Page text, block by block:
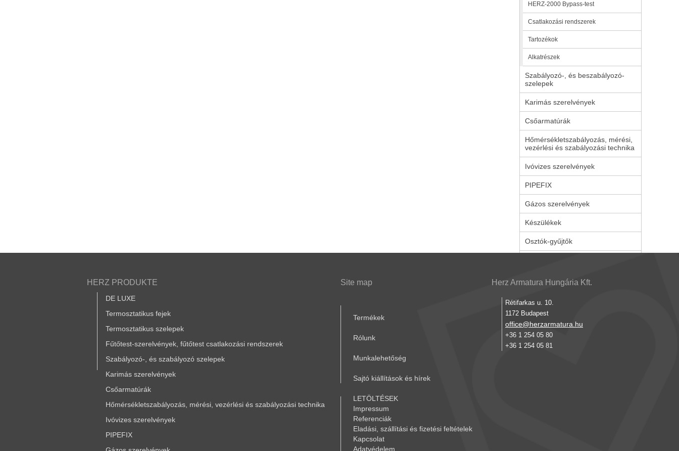
HERZ-2000 Bypass-test
Csatlakozási rendszerek
Tartozékok
Alkatrészek
Szabályozó-, és beszabályozó-
szelepek
Karimás szerelvények
Csőarmatúrák
Hőmérsékletszabályozás, mérési,
vezérlési és szabályozási technika
Ivóvizes szerelvények
PIPEFIX
Gázos szerelvények
Készülékek
Osztók-gyűjtők
HERZ PRODUKTE
DE LUXE
Termosztatikus fejek
Termosztatikus szelepek
Fűtőtest-szerelvények, fűtőtest csatlakozási rendszerek
Szabályozó-, és szabályozó szelepek
Karimás szerelvények
Csőarmatúrák
Hőmérsékletszabályozás, mérési, vezérlési és szabályozási technika
Ivóvizes szerelvények
PIPEFIX
Site map
Termékek
Rólunk
Munkalehetőség
Sajtó kiállítások és hírek
LETÖLTÉSEK
Referenciák
Kapcsolat
Impressum
Eladási, szállítási és fizetési feltételek
Adatvédelem
Herz Armatura Hungária Kft.
Rétifarkas u. 10.
1172 Budapest
office@herzarmatura.hu
+36 1 254 05 80
+36 1 254 05 81